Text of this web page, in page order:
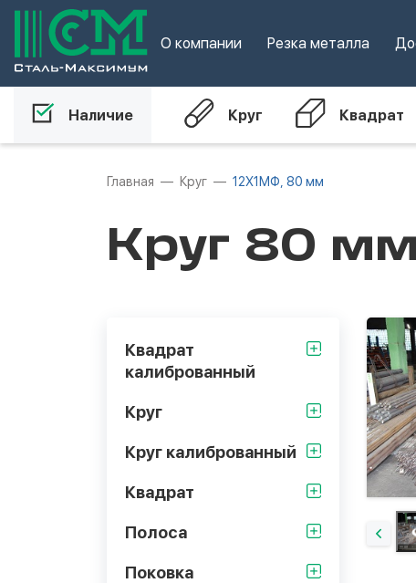
О компании Резка металла
Наличие Круг Квадрат
Главная Круг 12Х1МФ, 80 мм
Круг 80
Квадрат
калиброванный
Круг
Круг калиброванный
Квадрат
Полоса
Поковка